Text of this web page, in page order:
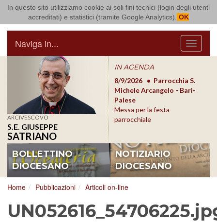
In questo sito utilizziamo cookie ai soli fini tecnici (login degli utenti
accreditati) e statistici (tramite Google Analytics). OK
Arcidiocesi di Bari Bitonto
Menu
Naviga in...
ARCIVESCOVO
S.E. GIUSEPPE
SATRIANO
IN AGENDA
8/17/2026
Conversano
Conferenza Episcopale
Pugliese
8/9/2026
Parrocchia S.
Michele Arcangelo - Bari-
Palese
Messa per la festa
parrocchiale
BOLLETTINO
DIOCESANO
NOTIZIARIO
DIOCESANO
Home Pubblicazioni Articoli on-line